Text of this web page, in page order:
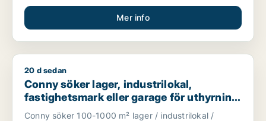
Mer info
Conny söker lager, industrilokal, fastighetsmark eller
20 d sedan
Conny söker lager, industrilokal,
fastighetsmark eller garage för uthyrning
i Sollentuna
Conny söker 100-1000 m² lager / industrilokal /